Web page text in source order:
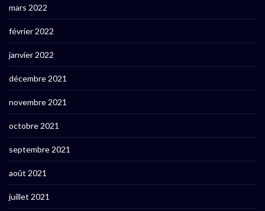
mars 2022
février 2022
janvier 2022
décembre 2021
novembre 2021
octobre 2021
septembre 2021
août 2021
juillet 2021